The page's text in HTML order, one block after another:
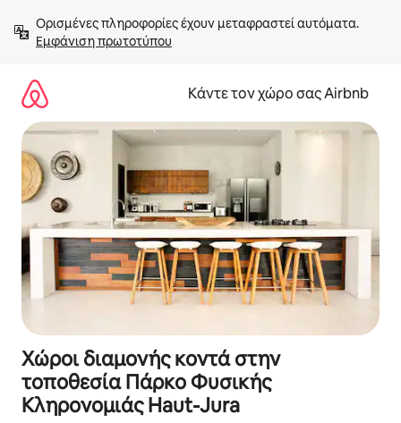
στο
περιεχόμενοΕμφάνιση πρωτοτύπου
Κάντε τον χώρο σας Airbnb
Χώροι διαμονής κοντά στην
τοποθεσία Πάρκο Φυσικής
Κληρονομιάς Haut-Jura